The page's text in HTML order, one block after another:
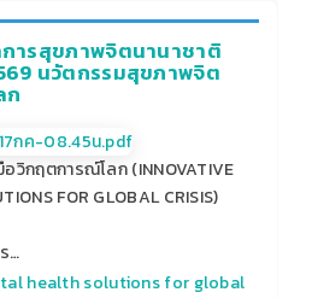
ารสุขภาพจิตนานาชาติ
นวัตกรรมสุขภาพจิต
ก
กฤตการณ์โลก (INNOVATIVE
FOR GLOBAL CRISIS)
…
health solutions for global